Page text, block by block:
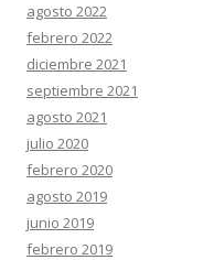
agosto 2022
febrero 2022
diciembre 2021
septiembre 2021
agosto 2021
julio 2020
febrero 2020
agosto 2019
junio 2019
febrero 2019